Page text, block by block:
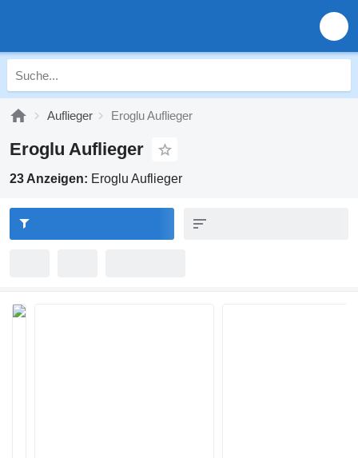
Auflieger Eroglu Auflieger
Eroglu Auflieger
23 Anzeigen: Eroglu Auflieger